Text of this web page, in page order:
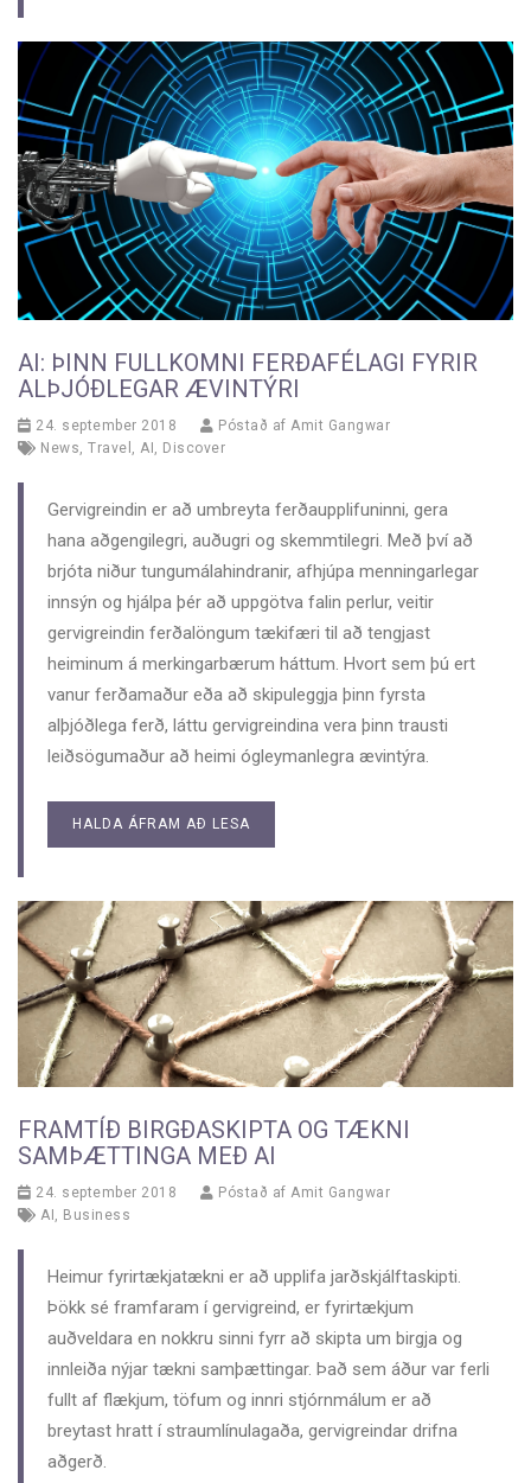
AI: ÞINN FULLKOMNI FERÐAFÉLAGI FYRIR
ALÞJÓÐLEGAR ÆVINTÝRI
24. september 2018 Póstað af Amit Gangwar
News Travel AI Discover
Gervigreindin er að umbreyta ferðaupplifuninni, gera
hana aðgengilegri, auðugri og skemmtilegri. Með því að
brjóta niður tungumálahindranir, afhjúpa menningarlegar
innsýn og hjálpa þér að uppgötva falin perlur, veitir
gervigreindin ferðalöngum tækifæri til að tengjast
heiminum á merkingarbærum háttum. Hvort sem þú ert
vanur ferðamaður eða að skipuleggja þinn fyrsta
alþjóðlega ferð, láttu gervigreindina vera þinn trausti
leiðsögumaður að heimi ógleymanlegra ævintýra.
HALDA ÁFRAM AÐ LESA
FRAMTÍÐ BIRGÐASKIPTA OG TÆKNI
SAMÞÆTTINGA MEÐ AI
24. september 2018 Póstað af Amit Gangwar
AI
Business
Heimur fyrirtækjatækni er að upplifa jarðskjálftaskipti.
Þökk sé framfaram í gervigreind, er fyrirtækjum
auðveldara en nokkru sinni fyrr að skipta um birgja og
innleiða nýjar tækni samþættingar. Það sem áður var ferli
fullt af flækjum, töfum og innri stjórnmálum er að
breytast hratt í straumlínulagaða, gervigreindar drifna
aðgerð.